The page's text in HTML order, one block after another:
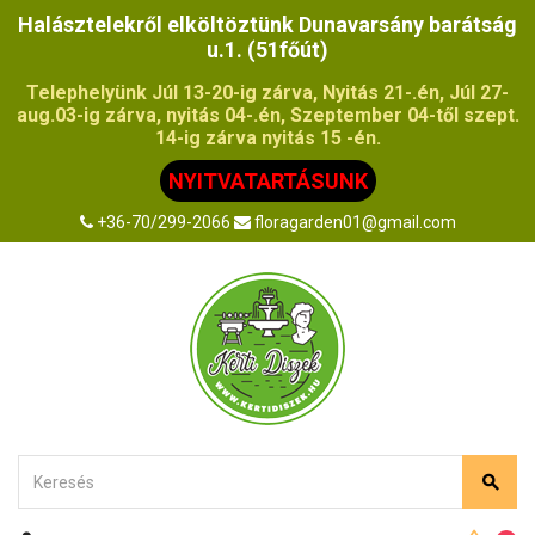
Halásztelekről elköltöztünk Dunavarsány barátság
u.1. (51főút)
Telephelyünk Júl 13-20-ig zárva, Nyitás 21-.én, Júl 27-
aug.03-ig zárva, nyitás 04-.én, Szeptember 04-től szept.
14-ig zárva nyitás 15 -én.
NYITVATARTÁSUNK
+36-70/299-2066 floragarden01@gmail.com